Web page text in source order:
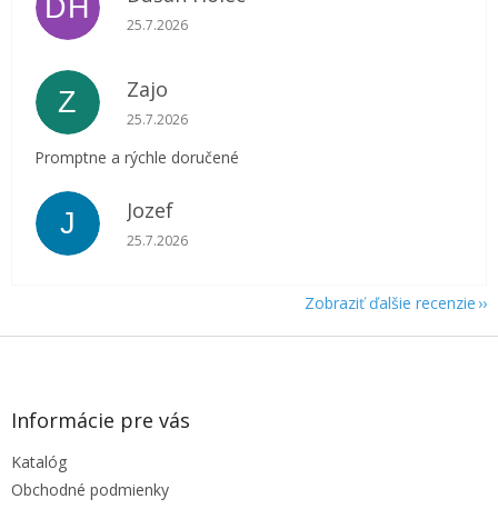
DH Hodnotenie obchodu je 5 z 5 hviezdičiek.
25.7.2026
Z Zajo
Hodnotenie obchodu je 5 z 5 hviezdičiek.
25.7.2026
Promptne a rýchle doručené
J Jozef
Hodnotenie obchodu je 5 z 5 hviezdičiek.
25.7.2026
Zobraziť ďalšie recenzie
Z
Informácie pre vás
Katalóg
Obchodné podmienky